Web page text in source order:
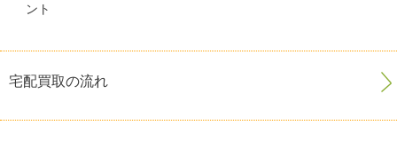
ント
宅配買取の流れ